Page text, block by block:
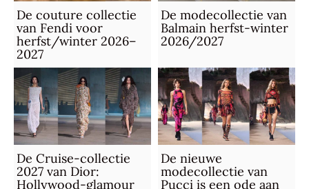
De couture collectie
van Fendi voor
herfst/winter 2026–
2027
De modecollectie van
Balmain herfst-winter
2026/2027
De Cruise-collectie
2027 van Dior:
Hollywood-glamour
De nieuwe
modecollectie van
Pucci is een ode aan